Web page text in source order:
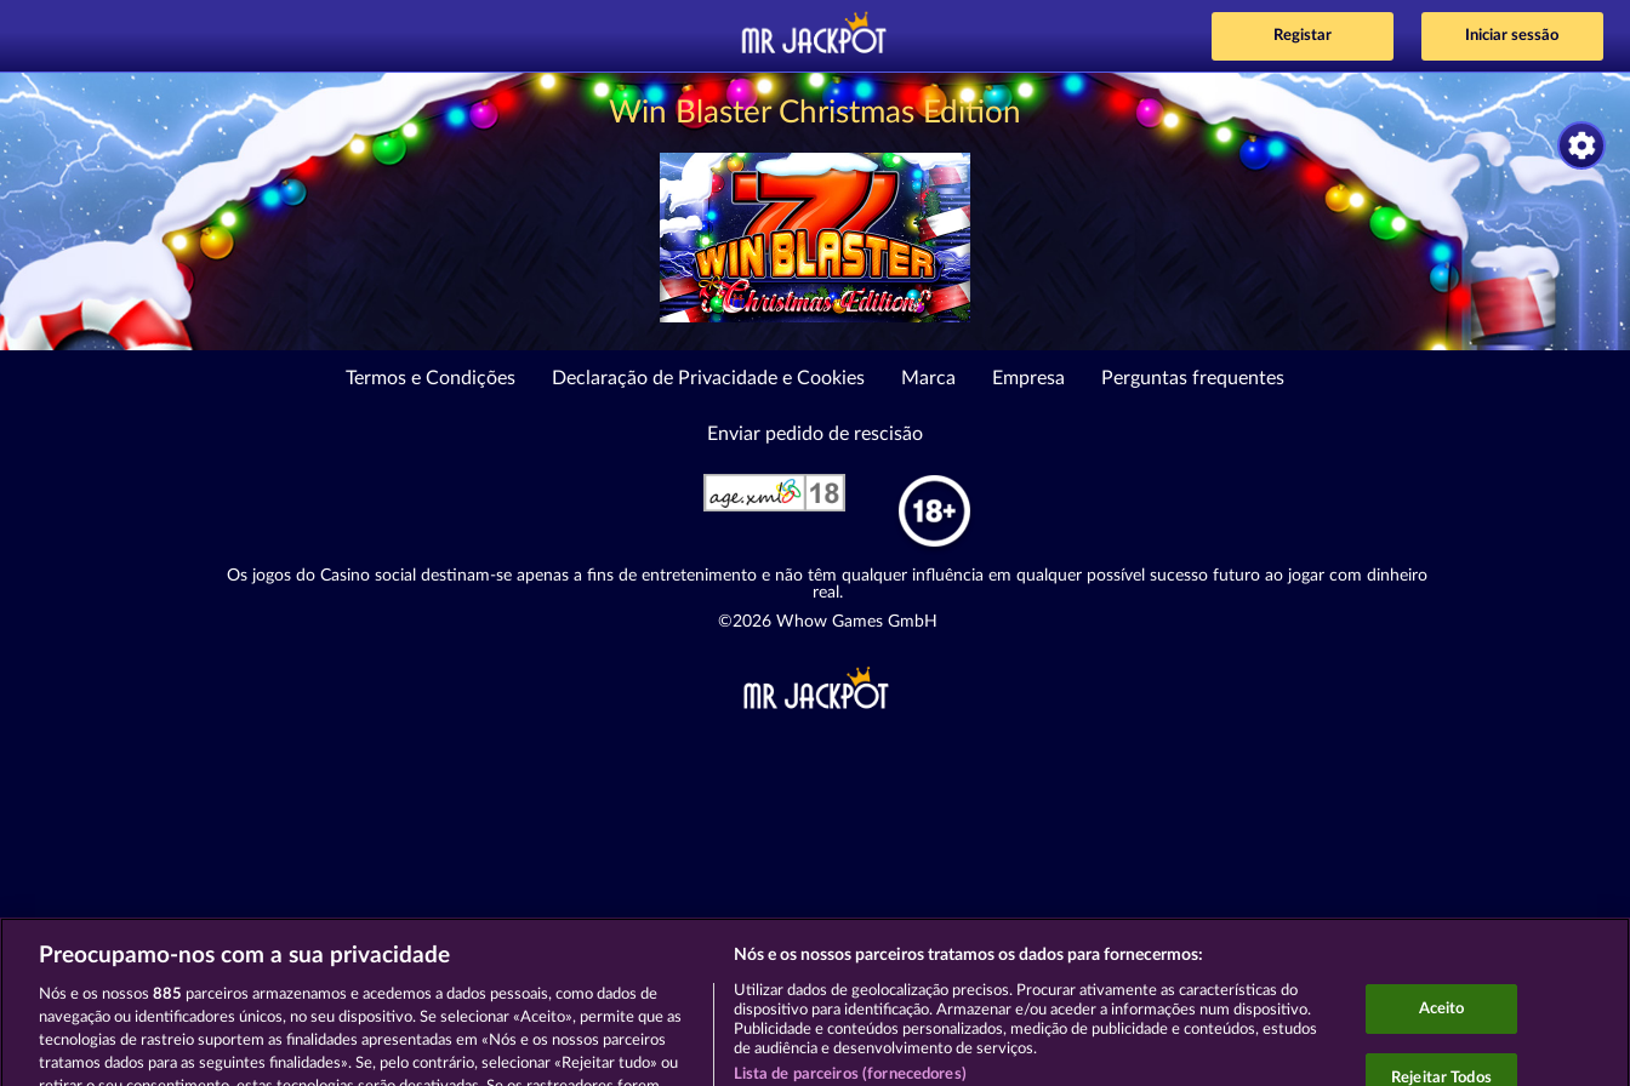
Registar Iniciar sessão
Win Blaster Christmas Edition
Termos e Condições Declaração de Privacidade e Cookies Marca Empresa Perguntas frequentes
Enviar pedido de rescisão
Os jogos do Casino social destinam-se apenas a fins de entretenimento e não têm qualquer influência em qualquer possível sucesso futuro ao jogar com dinheiro
real.
©2026 Whow Games GmbH
Preocupamo-nos com a sua privacidade
Nós e os nossos 885 parceiros armazenamos e acedemos a dados pessoais, como dados de
navegação ou identificadores únicos, no seu dispositivo. Se selecionar «Aceito», permite que as
tecnologias de rastreio suportem as finalidades apresentadas em «Nós e os nossos parceiros
tratamos dados para as seguintes finalidades». Se, pelo contrário, selecionar «Rejeitar tudo» ou
Nós e os nossos parceiros tratamos os dados para fornecermos:
Utilizar dados de geolocalização precisos. Procurar ativamente as características do
dispositivo para identificação. Armazenar e/ou aceder a informações num dispositivo.
Publicidade e conteúdos personalizados, medição de publicidade e conteúdos, estudos
de audiência e desenvolvimento de serviços.
Lista de parceiros (fornecedores)
Aceito
Rejeitar Todos